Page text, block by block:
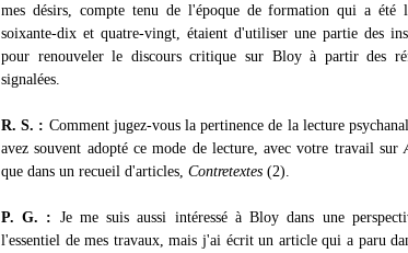
mes désirs, compte tenu de l'époque de formation qui a été
soixante-dix et quatre-vingt, étaient d'utiliser une partie des
pour renouveler le discours critique sur Bloy à partir des
signalées.
R. S. : Comment jugez-vous la pertinence de la lecture
avez souvent adopté ce mode de lecture, avec votre travail sur
que dans un recueil d'articles, Contretextes (2).
P. G. : Je me suis aussi intéressé à Bloy dans une
l'essentiel de mes travaux, mais j'ai écrit un article qui a paru